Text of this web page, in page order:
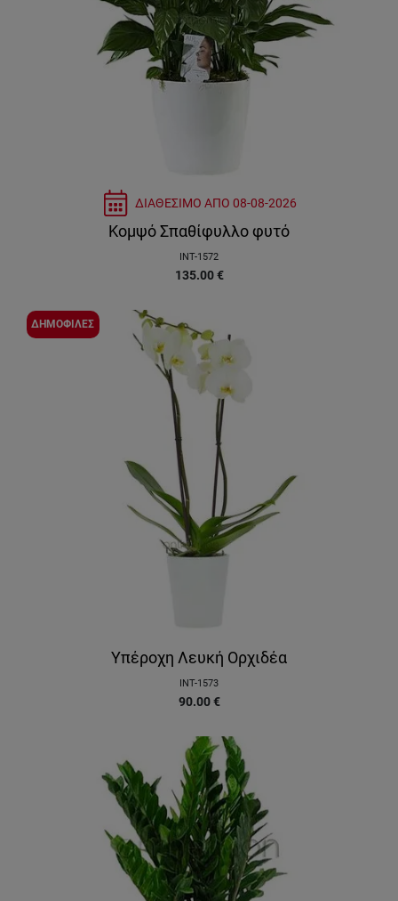
ΔΙΑΘΕΣΙΜΟ ΑΠΟ 08-08-2026
Κομψό Σπαθίφυλλο φυτό
INT-1572
135.00 €
ΔΗΜΟΦΙΛΕΣ
Υπέροχη Λευκή Ορχιδέα
INT-1573
90.00 €